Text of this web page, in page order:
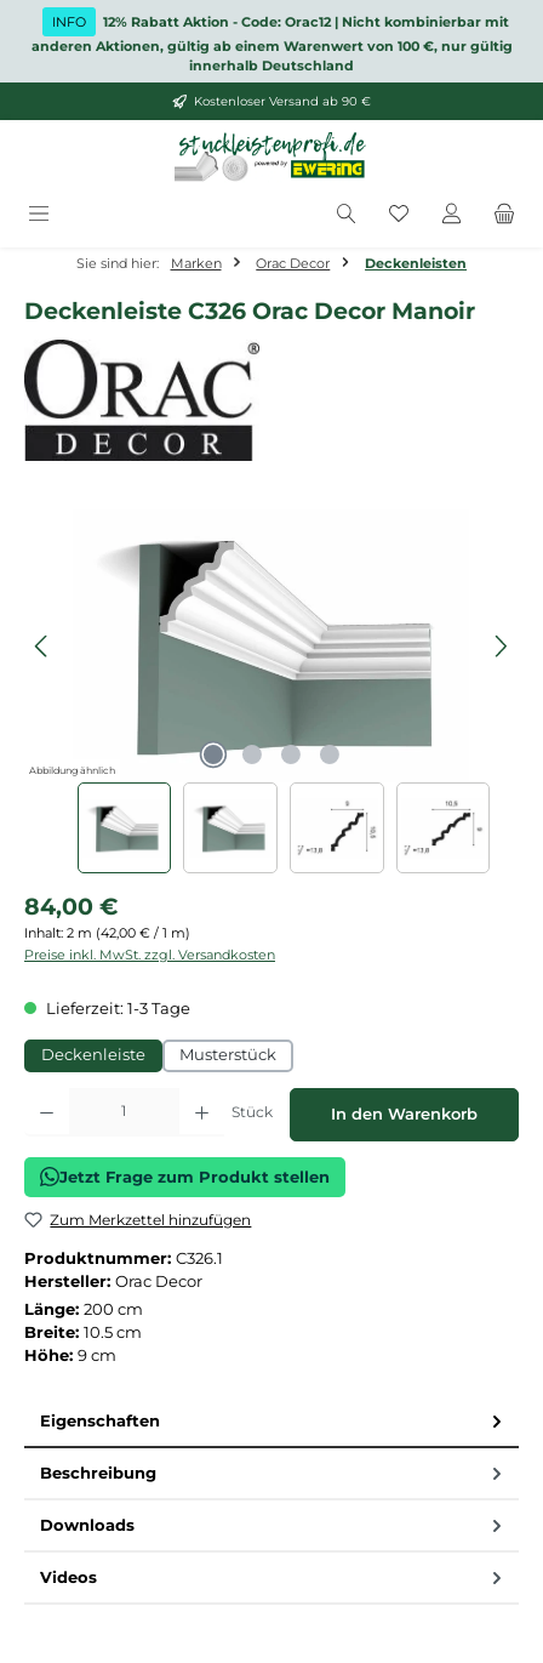
Zum Hauptinhalt springen
INFO
12% Rabatt Aktion - Code: Orac12 | Nicht kombinierbar mit
anderen Aktionen, gültig ab einem Warenwert von 100 €, nur gültig
innerhalb Deutschland
Kostenloser Versand ab 90 €
Du hast 0
Sie sind hier: Marken Orac Decor Deckenleisten
Deckenleiste C326 Orac Decor Manoir
Abbildung ähnlich
Regulärer Preis:
84,00 €
Inhalt: 2 m (42,00 € / 1 m)
Preise inkl. MwSt. zzgl. Versandkosten
Lieferzeit: 1-3 Tage
Deckenleiste Musterstück
Produkt Anzahl: Gib den gewünschten Wert ein oder benutze die
Stück In den Warenkorb
Jetzt Frage zum Produkt stellen
Zum Merkzettel hinzufügen
Produktnummer: C326.1
Hersteller: Orac Decor
Länge: 200 cm
Breite: 10.5 cm
Höhe: 9 cm
Eigenschaften
Beschreibung
Downloads
Videos